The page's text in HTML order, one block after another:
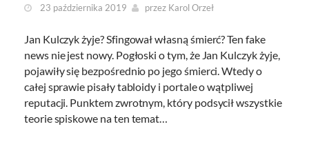
23 października 2019 przez Karol Orzeł
Jan Kulczyk żyje? Sfingował własną śmierć? Ten fake
news nie jest nowy. Pogłoski o tym, że Jan Kulczyk żyje,
pojawiły się bezpośrednio po jego śmierci. Wtedy o
całej sprawie pisały tabloidy i portale o wątpliwej
reputacji. Punktem zwrotnym, który podsycił wszystkie
teorie spiskowe na ten temat…